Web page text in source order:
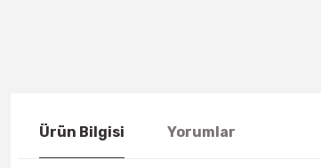
Ürün Bilgisi Yorumlar